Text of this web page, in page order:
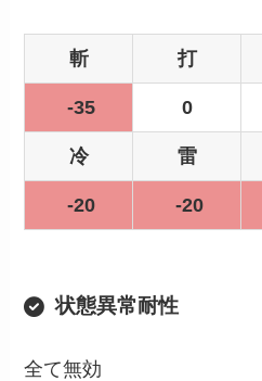
斬 打
-35 0
冷 雷
-20 -20
状態異常耐性
全て無効